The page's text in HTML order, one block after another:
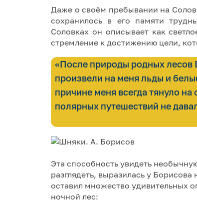
Даже о своём пребывании на
сохранилось в его памяти
Соловках он описывает как
стремление к достижению цели,
«После природы родных лесов
произвели на меня льды и
причине меня всегда тянуло
полярных путешествий не
Эта способность увидеть
разглядеть, выразилась у
оставил множество удивительных
ночной лес: